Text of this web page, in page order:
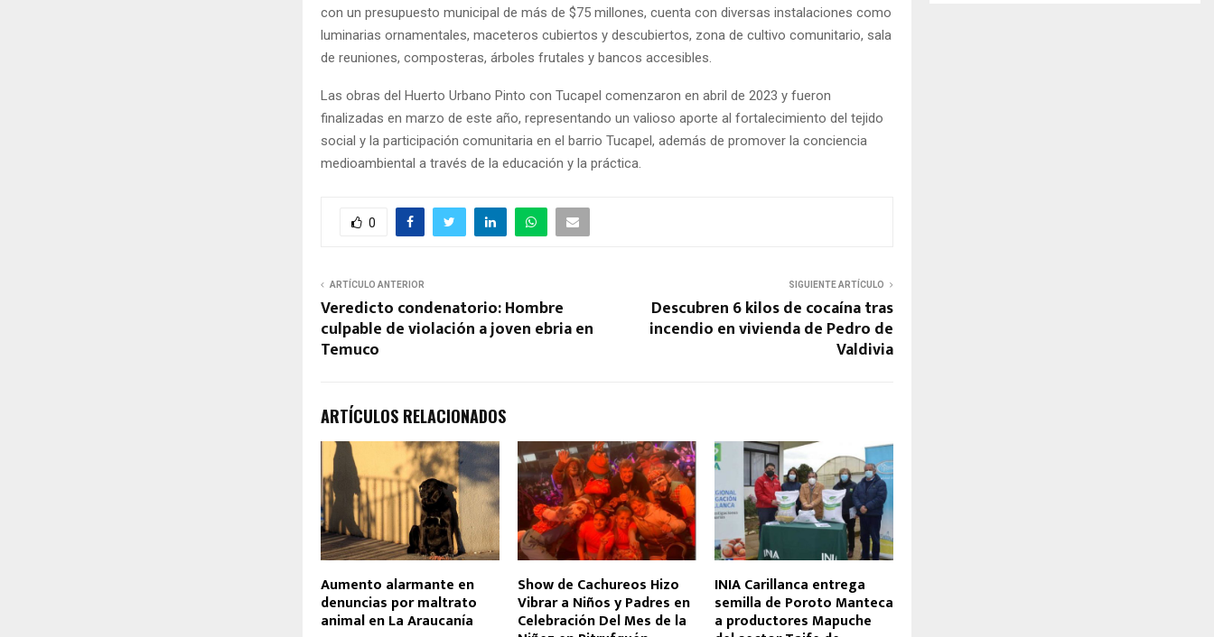
con un presupuesto municipal de más de $75 millones, cuenta con diversas instalaciones como
luminarias ornamentales, maceteros cubiertos y descubiertos, zona de cultivo comunitario, sala
de reuniones, composteras, árboles frutales y bancos accesibles.
Las obras del Huerto Urbano Pinto con Tucapel comenzaron en abril de 2023 y fueron
finalizadas en marzo de este año, representando un valioso aporte al fortalecimiento del tejido
social y la participación comunitaria en el barrio Tucapel, además de promover la conciencia
medioambiental a través de la educación y la práctica.
0
ARTÍCULO ANTERIOR
Veredicto condenatorio: Hombre
culpable de violación a joven ebria en
Temuco
SIGUIENTE ARTÍCULO
Descubren 6 kilos de cocaína tras
incendio en vivienda de Pedro de
Valdivia
ARTÍCULOS RELACIONADOS
Aumento alarmante en
denuncias por maltrato
animal en La Araucanía
Show de Cachureos Hizo
Vibrar a Niños y Padres en
Celebración Del Mes de la
INIA Carillanca entrega
semilla de Poroto Manteca
a productores Mapuche